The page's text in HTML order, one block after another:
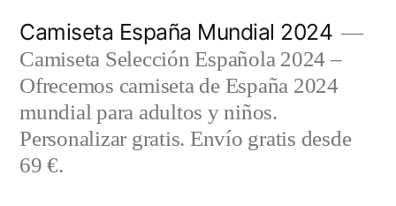
contenido
Camiseta España Mundial 2024
Camiseta Selección Española 2024 –
Ofrecemos camiseta de España 2024
mundial para adultos y niños.
Personalizar gratis. Envío gratis desde
69 €.